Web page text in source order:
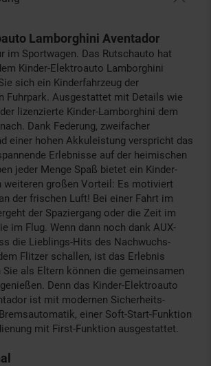
Lamborghini Aventador
im Sportwagen. Das Rutschauto hat
Kinder-Elektroauto Lamborghini
sich ein Kinderfahrzeug der
Fuhrpark. Ausgestattet mit Details wie
lizenzierte Kinder-Lamborghini dem
Dank Federung, zweifacher
einer hohen Akkuleistung verspricht das
Erlebnisse auf der heimischen
jeder Menge Spaß bietet ein Kinder-
weiteren großen Vorteil: Es motiviert
der frischen Luft! Bei einer Fahrt im
der Spaziergang oder die Zeit im
im Flug. Wenn dann noch dank AUX-
die Lieblings-Hits des Nachwuchs-
Flitzer schallen, ist das Erlebnis
Sie als Eltern können die gemeinsamen
Denn das Kinder-Elektroauto
ist mit modernen Sicherheits-
einer Soft-Start-Funktion
mit First-Funktion ausgestattet.